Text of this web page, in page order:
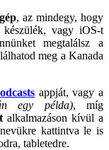
, az mindegy, hogy
vagy iOS-t
megtalálsz a
meg a Kanada
appját, vagy a
egy példa), míg
alkalmazáson kívül a
kattintva le is
tabletedre.